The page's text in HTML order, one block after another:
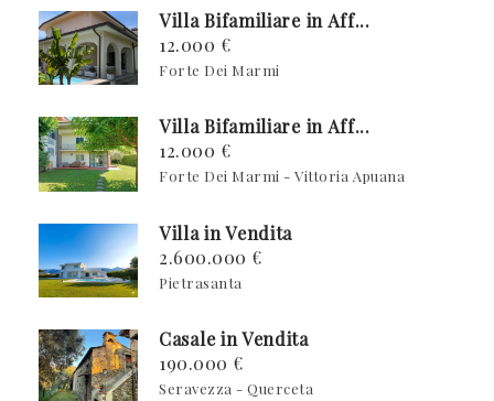
Villa Bifamiliare in Aff...
12.000 €
Forte Dei Marmi
Villa Bifamiliare in Aff...
12.000 €
Forte Dei Marmi - Vittoria Apuana
Villa in Vendita
2.600.000 €
Pietrasanta
Casale in Vendita
190.000 €
Seravezza - Querceta